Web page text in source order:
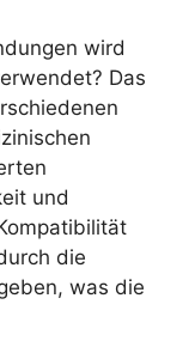
wird
Das
und
die
was die